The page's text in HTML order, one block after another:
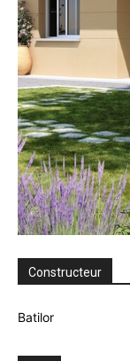
Constructeur
Batilor